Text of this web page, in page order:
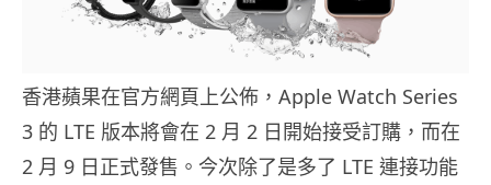
香港蘋果在官方網頁上公佈，Apple Watch Series
3 的 LTE 版本將會在 2 月 2 日開始接受訂購，而在
2 月 9 日正式發售。今次除了是多了 LTE 連接功能